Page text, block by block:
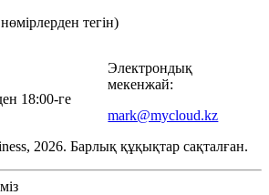
тегін)
18:00-ге
Электрондық
мекенжай:
mark@mycloud.kz
2026. Барлық құқықтар сақталған.